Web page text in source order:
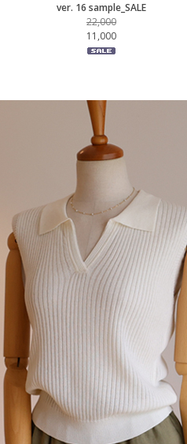
ver. 16 sample_SALE
22,000
11,000